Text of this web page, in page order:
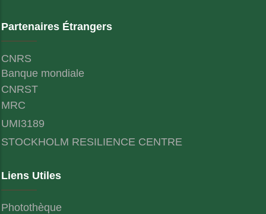
Partenaires Étrangers
CNRS
Banque mondiale
CNRST
MRC
UMI3189
STOCKHOLM RESILIENCE CENTRE
Liens Utiles
Photothèque